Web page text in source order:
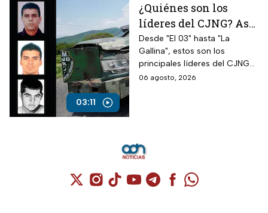
03:11
¿Quiénes son los
líderes del CJNG? Así
opera la cúpula del
cártel que busca EUA
Desde "El 03" hasta "La
Gallina", estos son los
principales líderes del CJNG
identificados por autoridades
06 agosto, 2026
Cuenta de X / Twitter (se abre en una
Cuenta de Instagram (se abre en una
Cuenta de TikTok (se abre en
Cuenta de YouTube (se abre
Cuenta de Telegram (se
Cuenta de
Cuenta de